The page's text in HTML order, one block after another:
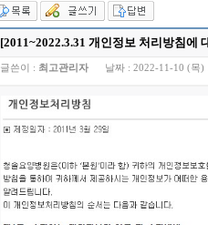
[2011~2022.3.31 개인정보 처리방침에
글쓴이 : 최고관리자 날짜 : 2022-11-10 (목)